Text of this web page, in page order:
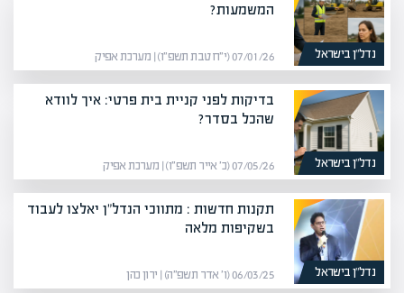
נדל”ן בישראל
המשמעות?
07/01/26 (י״ח טבת תשפ״ו) | מערכת אפיק
נדל”ן בישראל
בדיקות לפני קניית בית פרטי: איך לוודא
שהכל בסדר?
07/05/26 (כ׳ אייר תשפ״ו) | מערכת אפיק
נדל”ן בישראל
תקנות חדשות : מתווכי הנדל"ן יאלצו לעבוד
בשקיפות מלאה
06/03/25 (ו׳ אדר תשפ״ה) | ירון כהן